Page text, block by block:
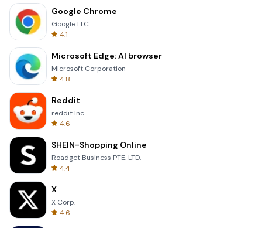
Google Chrome
Google LLC
4.1
Microsoft Edge: AI browser
Microsoft Corporation
4.8
Reddit
reddit Inc.
4.6
SHEIN-Shopping Online
Roadget Business PTE. LTD.
4.4
X
X Corp.
4.6